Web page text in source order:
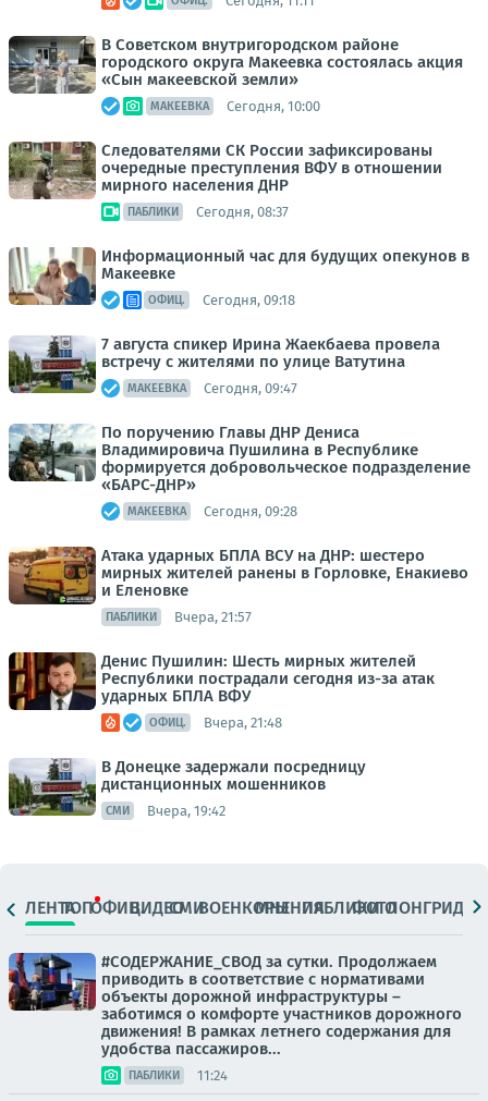
В Советском внутригородском районе
городского округа Макеевка состоялась акция
«Сын макеевской земли»
МАКЕЕВКА Сегодня, 10:00
Следователями СК России зафиксированы
очередные преступления ВФУ в отношении
мирного населения ДНР
ПАБЛИКИ Сегодня, 08:37
Информационный час для будущих опекунов в
Макеевке
ОФИЦ. Сегодня, 09:18
7 августа спикер Ирина Жаекбаева провела
встречу с жителями по улице Ватутина
МАКЕЕВКА Сегодня, 09:47
По поручению Главы ДНР Дениса
Владимировича Пушилина в Республике
формируется добровольческое подразделение
«БАРС-ДНР»
МАКЕЕВКА Сегодня, 09:28
Атака ударных БПЛА ВСУ на ДНР: шестеро
мирных жителей ранены в Горловке, Енакиево
и Еленовке
ПАБЛИКИ Вчера, 21:57
Денис Пушилин: Шесть мирных жителей
Республики пострадали сегодня из-за атак
ударных БПЛА ВФУ
ОФИЦ. Вчера, 21:48
В Донецке задержали посредницу
дистанционных мошенников
СМИ Вчера, 19:42
ЛЕНТАТОПОФИЦ.ВИДЕОСМИВОЕНКОРЫМНЕНИЯПАБЛИКИ
ФОТОЛОНГРИДЫ
#СОДЕРЖАНИЕ_СВОД за сутки. Продолжаем
приводить в соответствие с нормативами
объекты дорожной инфраструктуры –
заботимся о комфорте участников дорожного
движения! В рамках летнего содержания для
удобства пассажиров...
ПАБЛИКИ 11:24